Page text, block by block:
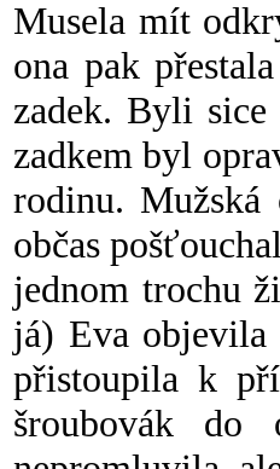
Musela mít
ona pak
zadek. Byli
zadkem byl
rodinu.
občas
jednom trochu
já) Eva objevila
přistoupila k
šroubovák do